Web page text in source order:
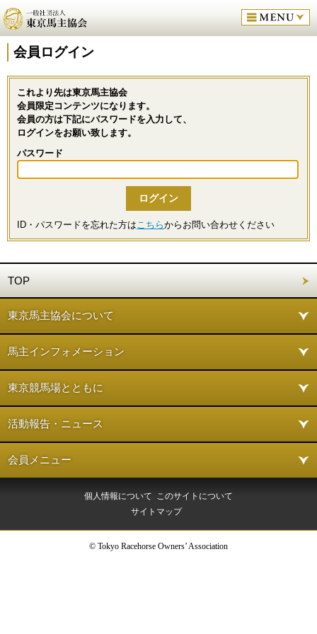
会員ログイン
これより先は東京馬主協会
会員限定コンテンツになります。
会員の方は下記にパスワードを入力して、
ログインをお願い致します。
パスワード
ID・パスワードを忘れた方はこちらからお問い合わせください
TOP
東京馬主協会について
馬主インフォメーション
東京競馬場とともに
活動報告・ニュース
会員メニュー
個人情報について このサイトについて
サイトマップ
© Tokyo Racehorse Owners’ Association